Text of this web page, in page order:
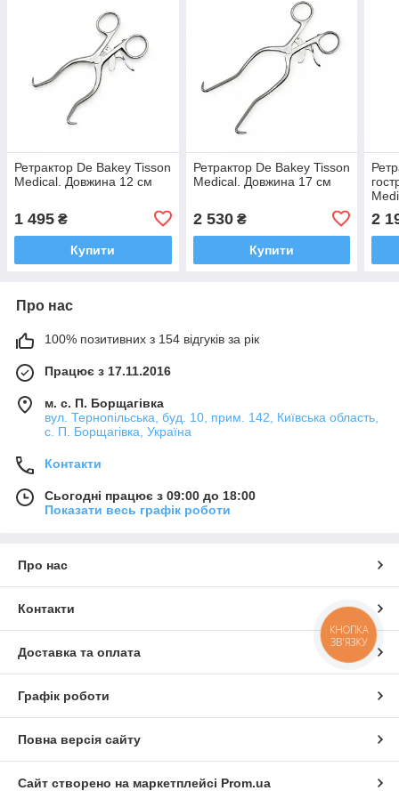
Ретрактор De Bakey Tisson
Medical. Довжина 12 см
1 495 ₴
Купити
Ретрактор De Bakey Tisson
Medical. Довжина 17 см
2 530₴
Купити
2
Про нас
100% позитивних з 154 відгуків за рік
Працює з 17.11.2016
м. с. П. Борщагівка
вул. Тернопільська, буд. 10, прим. 142, Київська область,
с. П. Борщагівка, Україна
Контакти
Сьогодні працює з 09:00 до 18:00
Показати весь графік роботи
Про нас
Контакти
Доставка та оплата
Графік роботи
Повна версія сайту
Сайт створено на маркетплейсі Prom.ua
КНОПКА
ЗВ'ЯЗКУ